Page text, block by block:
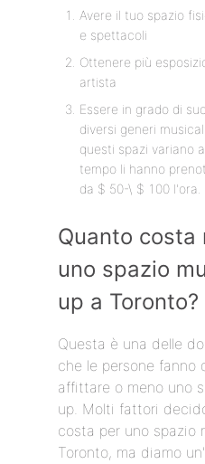
Avere il tuo spazio
e spettacoli
Ottenere più
artista
Essere in grado di
diversi generi
questi spazi variano
tempo li hanno
da $ 50-\ $ 100 l'ora.
Quanto costa
uno spazio
up a Toronto?
Questa è una delle
che le persone fanno
affittare o meno uno
up. Molti fattori
costa per uno spazio
Toronto, ma diamo